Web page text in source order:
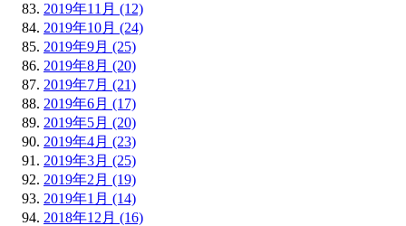
2019年11月 (12)
2019年10月 (24)
2019年9月 (25)
2019年8月 (20)
2019年7月 (21)
2019年6月 (17)
2019年5月 (20)
2019年4月 (23)
2019年3月 (25)
2019年2月 (19)
2019年1月 (14)
2018年12月 (16)